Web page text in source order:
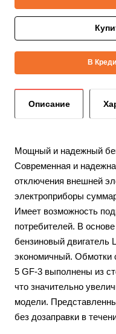
В
Описание
Мощный и надежный
Современная и
отключения внешней
электроприборы
Имеет возможность
потребителей. В
бензиновый двигатель
экономичный. Обмотки
5 GF-3 выполнены из
что значительно
модели.
без дозаправки в